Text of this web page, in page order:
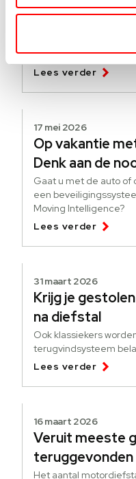
verandert er
Vanaf 1 juli 2026
bedrijfswagens. De
naar voertuigen vanaf
goederen vervoeren.
Lees verder
17 mei 2026
Op vakantie
Denk aan de
Gaat u met de auto of
een
Moving Intelligence?
Lees verder
31 maart 2026
Krijg je
na diefstal
Ook klassiekers
terugvindsysteem
Lees verder
16 maart 2026
Veruit meeste
teruggevonden
Het aantal